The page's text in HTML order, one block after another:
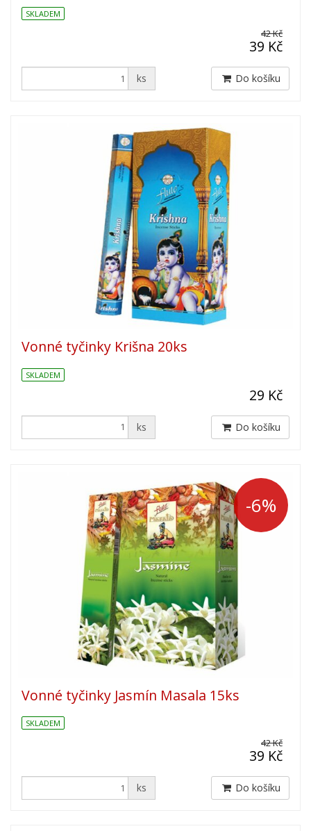
SKLADEM
42 Kč
39 Kč
ks Do košíku
Vonné tyčinky Krišna 20ks
SKLADEM
29 Kč
ks Do košíku
-6%
Vonné tyčinky Jasmín Masala 15ks
SKLADEM
42 Kč
39 Kč
ks Do košíku